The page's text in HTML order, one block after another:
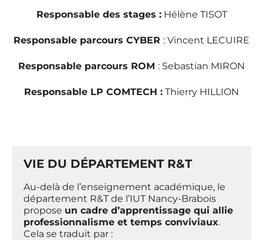
Responsable des stages :Hélène TISOT
Responsable parcours CYBER : Vincent LECUIRE
Responsable parcours ROM : Sebastian MIRON
Responsable LP COMTECH : Thierry HILLION
VIE DU DÉPARTEMENT R&T
Au-delà de l’enseignement académique, le
département R&T de l’IUT Nancy-Brabois
propose un cadre d’apprentissage qui allie
professionnalisme et temps conviviaux.
Cela se traduit par :